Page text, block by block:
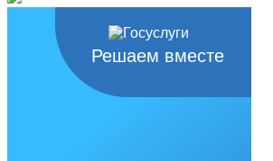
Решаем вместе